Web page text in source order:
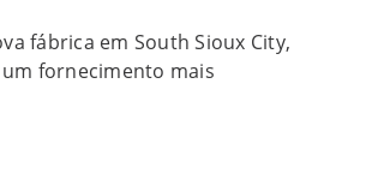
fábrica em South Sioux City,
fornecimento mais